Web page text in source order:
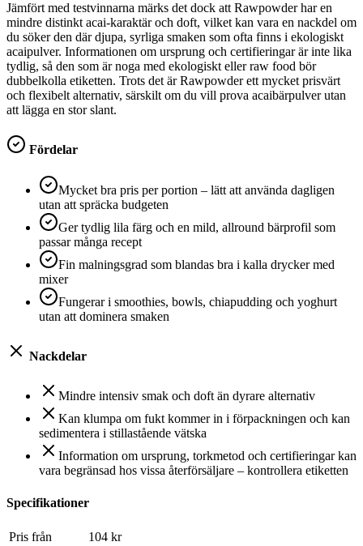
Jämfört med testvinnarna märks det dock att Rawpowder har en
mindre distinkt acai-karaktär och doft, vilket kan vara en nackdel om
du söker den där djupa, syrliga smaken som ofta finns i ekologiskt
acaipulver. Informationen om ursprung och certifieringar är inte lika
tydlig, så den som är noga med ekologiskt eller raw food bör
dubbelkolla etiketten. Trots det är Rawpowder ett mycket prisvärt
och flexibelt alternativ, särskilt om du vill prova acaibärpulver utan
att lägga en stor slant.
Fördelar
Mycket bra pris per portion – lätt att använda dagligen
utan att spräcka budgeten
Ger tydlig lila färg och en mild, allround bärprofil som
passar många recept
Fin malningsgrad som blandas bra i kalla drycker med
mixer
Fungerar i smoothies, bowls, chiapudding och yoghurt
utan att dominera smaken
Nackdelar
Mindre intensiv smak och doft än dyrare alternativ
Kan klumpa om fukt kommer in i förpackningen och kan
sedimentera i stillastående vätska
Information om ursprung, torkmetod och certifieringar kan
vara begränsad hos vissa återförsäljare – kontrollera etiketten
Specifikationer
Pris från
104 kr